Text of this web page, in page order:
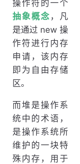
操作符的一个
抽象概念 ，凡
是通过 new 操
作符进行内存
申请，该内存
即为自由存储
区。
而堆是操作系
统中的术语，
是操作系统所
维护的一块特
殊内存，用于